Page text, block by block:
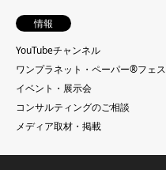
情報
YouTubeチャンネル
ワンプラネット・ペーパー®︎フェス
イベント・展示会
コンサルティングのご相談
メディア取材・掲載